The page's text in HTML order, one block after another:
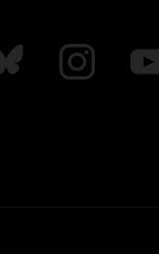
nous sur
Suivez